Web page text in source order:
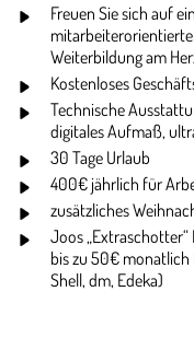
Freuen Sie sich auf
Weiterbildung am
Kostenloses
Technische
digitales Aufmaß,
30 Tage Urlaub
400€ jährlich für
zusätzliches
Joos
bis zu 50€ monatlich
Shell, dm, Edeka)